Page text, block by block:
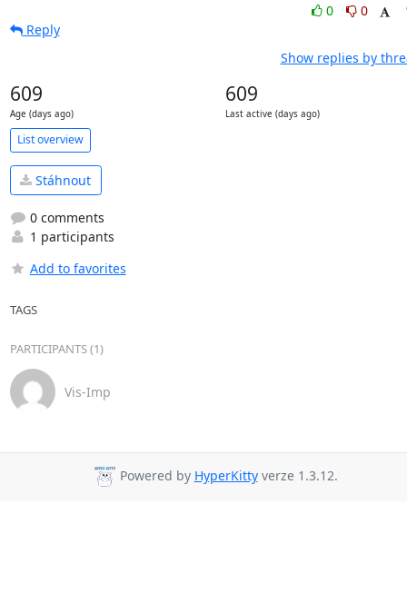
0
0
Reply
Show replies by
609
Age (days ago)
609
Last active (days ago)
List overview
Stáhnout
0 comments
1 participants
Add to favorites
TAGS
PARTICIPANTS (1)
Vis-Imp
Powered by HyperKittyverze 1.3.12.